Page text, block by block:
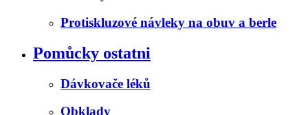
Protiskluzové návleky na obuv a berle
Pomůcky ostatni
Dávkovače léků
Obklady